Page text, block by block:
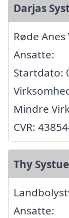
Darjas
Røde
Ansatte:
Startdato:
Mindre
CVR:
Thy Systue
Ansatte: